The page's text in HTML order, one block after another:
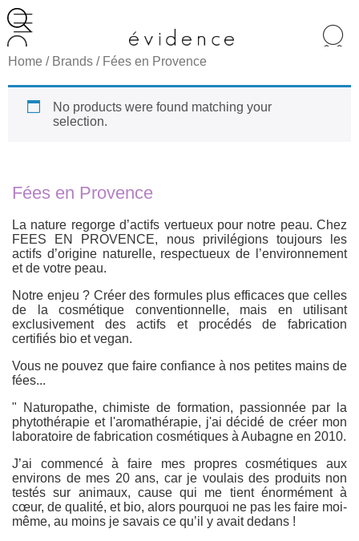
de
produits
Home / Brands / Fées en Provence
No products were found matching your
selection.
Fées en Provence
La nature regorge d’actifs vertueux pour notre peau. Chez
FEES EN PROVENCE, nous privilégions toujours les
actifs d’origine naturelle, respectueux de l’environnement
et de votre peau.
Notre enjeu ? Créer des formules plus efficaces que celles
de la cosmétique conventionnelle, mais en utilisant
exclusivement des actifs et procédés de fabrication
certifiés bio et vegan.
Vous ne pouvez que faire confiance à nos petites mains de
fées...
" Naturopathe, chimiste de formation, passionnée par la
phytothérapie et l'aromathérapie, j'ai décidé de créer mon
laboratoire de fabrication cosmétiques à Aubagne en 2010.
J’ai commencé à faire mes propres cosmétiques aux
environs de mes 20 ans, car je voulais des produits non
testés sur animaux, cause qui me tient énormément à
cœur, de qualité, et bio, alors pourquoi ne pas les faire moi-
même, au moins je savais ce qu’il y avait dedans !